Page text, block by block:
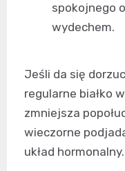
spokojnego
wydechem.
Jeśli da się
regularne białko
zmniejsza
wieczorne
układ hormonalny.